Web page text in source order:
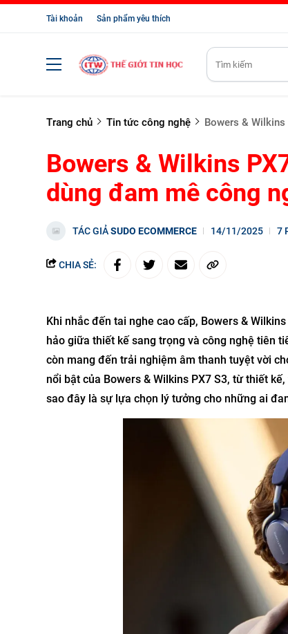
Tài khoản Sản phẩm yêu thích
Trang chủ Tin tức công nghệ Bowers &
Bowers & Wilkins
dùng đam mê công
TÁC GIẢSUDO ECOMMERCE 14/11/2025 7
CHIA SẺ:
Khi nhắc đến tai nghe cao cấp, Bowers &
hảo giữa thiết kế sang trọng và công nghệ tiên
còn mang đến trải nghiệm âm thanh tuyệt vời
nổi bật của Bowers & Wilkins PX7 S3, từ thiết
sao đây là sự lựa chọn lý tưởng cho những ai